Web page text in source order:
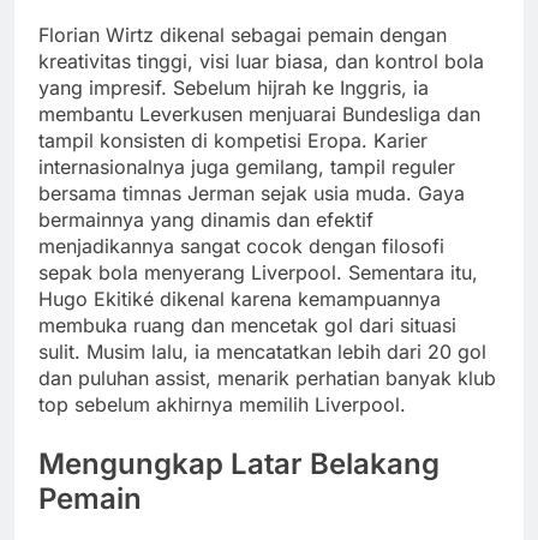
Florian Wirtz dikenal sebagai pemain dengan
kreativitas tinggi, visi luar biasa, dan kontrol bola
yang impresif. Sebelum hijrah ke Inggris, ia
membantu Leverkusen menjuarai Bundesliga dan
tampil konsisten di kompetisi Eropa. Karier
internasionalnya juga gemilang, tampil reguler
bersama timnas Jerman sejak usia muda. Gaya
bermainnya yang dinamis dan efektif
menjadikannya sangat cocok dengan filosofi
sepak bola menyerang Liverpool. Sementara itu,
Hugo Ekitiké dikenal karena kemampuannya
membuka ruang dan mencetak gol dari situasi
sulit. Musim lalu, ia mencatatkan lebih dari 20 gol
dan puluhan assist, menarik perhatian banyak klub
top sebelum akhirnya memilih Liverpool.
Mengungkap Latar Belakang
Pemain